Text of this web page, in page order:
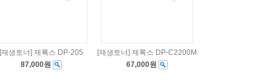
[재생토너] 제록스 DP-205
87,000원
[재생토너] 제록스 DP-C2200M
67,000원